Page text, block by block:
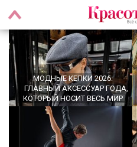
МОДНЫЕ КЕПКИ 2026:
ГЛАВНЫЙ АКСЕССУАР ГОДА,
КОТОРЫЙ НОСИТ ВЕСЬ МИР